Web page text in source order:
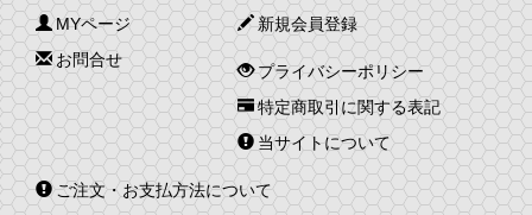
MYページ
お問合せ
新規会員登録
プライバシーポリシー
特定商取引に関する表記
当サイトについて
ご注文・お支払方法について